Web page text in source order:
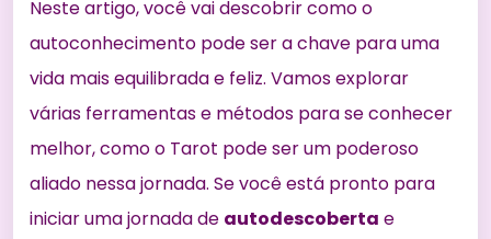
Neste artigo, você vai descobrir como o
autoconhecimento pode ser a chave para uma
vida mais equilibrada e feliz. Vamos explorar
várias ferramentas e métodos para se conhecer
melhor, como o Tarot pode ser um poderoso
aliado nessa jornada. Se você está pronto para
iniciar uma jornada de autodescoberta e